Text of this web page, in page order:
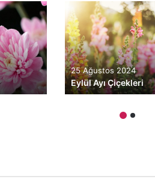
25 Ağustos 2024
Eylül Ayı Çiçekleri